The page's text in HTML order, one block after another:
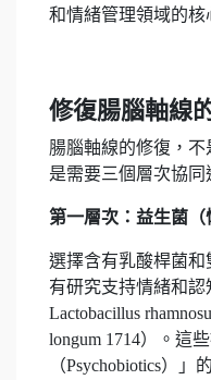
和情緒管理領域的核
修復腸腦軸線
腸腦軸線的修復，
是需要三個層次協同
第一層次：益生菌（
選擇含有乳酸桿菌
有研究支持情緒和認
Lactobacillus
longum 1714）。這
（Psychobiotics）